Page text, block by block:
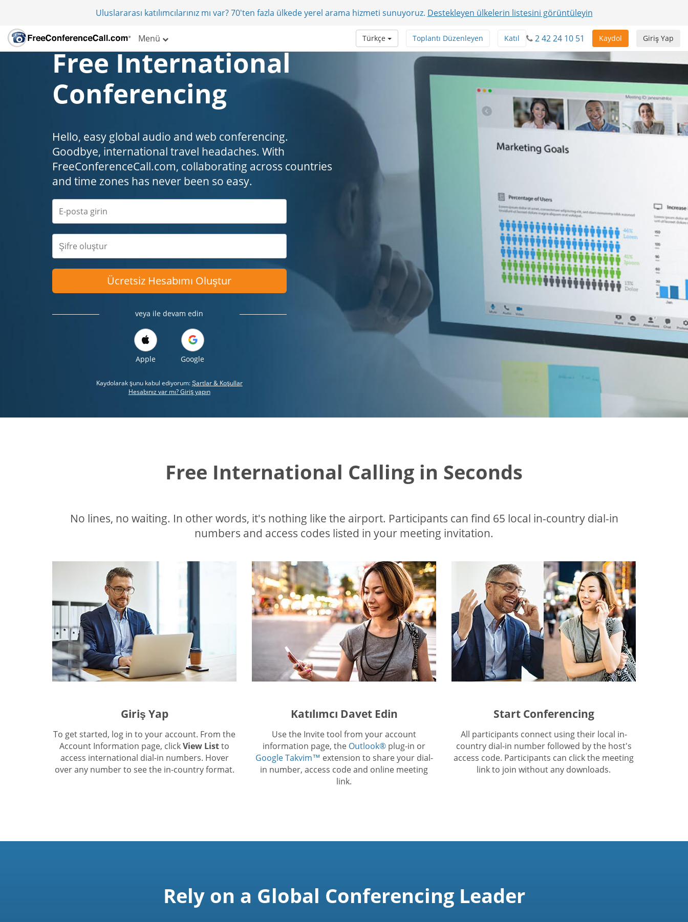
Uluslararası katılımcılarınız mı var? 70'ten fazla ülkede yerel arama hizmeti sunuyoruz. Destekleyen ülkelerin listesini görüntüleyin
Menü Giriş Yap
Kaydol
2 42 24 10 51
Katıl
Toplantı Düzenleyen
Türkçe
Free International
Conferencing
Hello, easy global audio and web conferencing.
Goodbye, international travel headaches. ​​​​​​​With
FreeConferenceCall.com, collaborating across countries
and time zones has never been so easy.
Ücretsiz Hesabımı Oluştur
veya ile devam edin
Apple Google
Kaydolarak şunu kabul ediyorum:Şartlar & Koşullar
Hesabınız var mı? Giriş yapın
Free International Calling in Seconds
No lines, no waiting. In other words, it's nothing like the airport. Participants can find 65 local in-country dial-in
numbers and access codes listed in your meeting invitation.
Giriş Yap
To get started, log in to your account. From the
Account Information page, clickView Listto
access international dial-in numbers. Hover
over any number to see the in-country format.
Katılımcı Davet Edin
Use the Invite tool from your account
information page, the Outlook® plug-in or
Google Takvim™ extension to share your dial-
in number, access code and online meeting
link.
Start Conferencing
All participants connect using their local in-
country dial-in number followed by the host's
access code. Participants can click the meeting
link to join without any downloads.
Rely on a Global Conferencing Leader